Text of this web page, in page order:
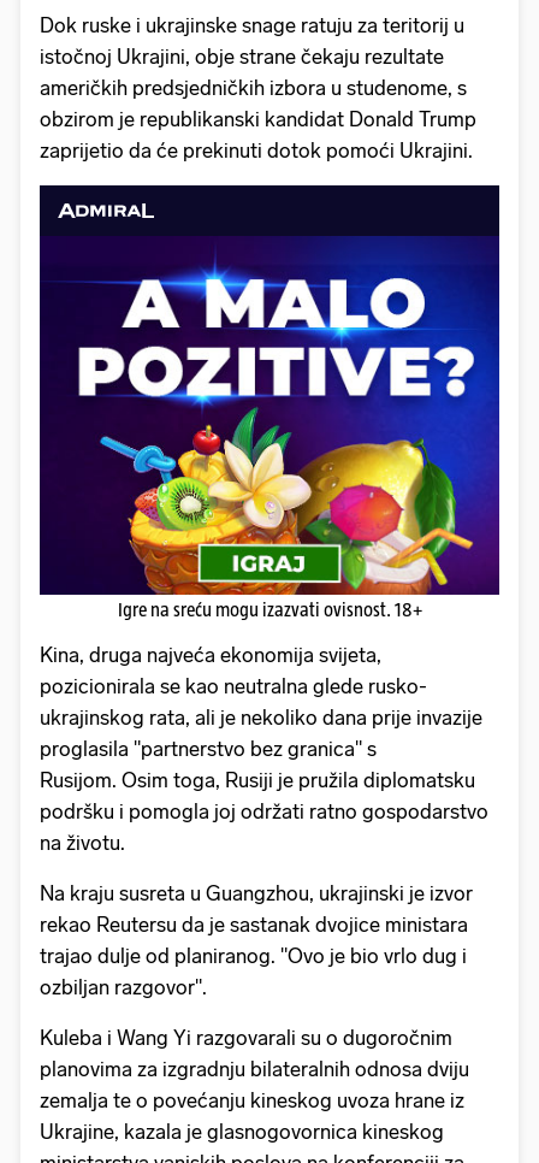
Dok ruske i ukrajinske snage ratuju za teritorij u
istočnoj Ukrajini, obje strane čekaju rezultate
američkih predsjedničkih izbora u studenome, s
obzirom je republikanski kandidat Donald Trump
zaprijetio da će prekinuti dotok pomoći Ukrajini.
Igre na sreću mogu izazvati ovisnost. 18+
Kina, druga najveća ekonomija svijeta,
pozicionirala se kao neutralna glede rusko-
ukrajinskog rata, ali je nekoliko dana prije invazije
proglasila "partnerstvo bez granica" s
Rusijom. Osim toga, Rusiji je pružila diplomatsku
podršku i pomogla joj održati ratno gospodarstvo
na životu.
Na kraju susreta u Guangzhou, ukrajinski je izvor
rekao Reutersu da je sastanak dvojice ministara
trajao dulje od planiranog. "Ovo je bio vrlo dug i
ozbiljan razgovor".
Kuleba i Wang Yi razgovarali su o dugoročnim
planovima za izgradnju bilateralnih odnosa dviju
zemalja te o povećanju kineskog uvoza hrane iz
Ukrajine, kazala je glasnogovornica kineskog